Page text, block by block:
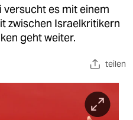
es mit einem
zwischen Israelkritikern
geht weiter.
teilen